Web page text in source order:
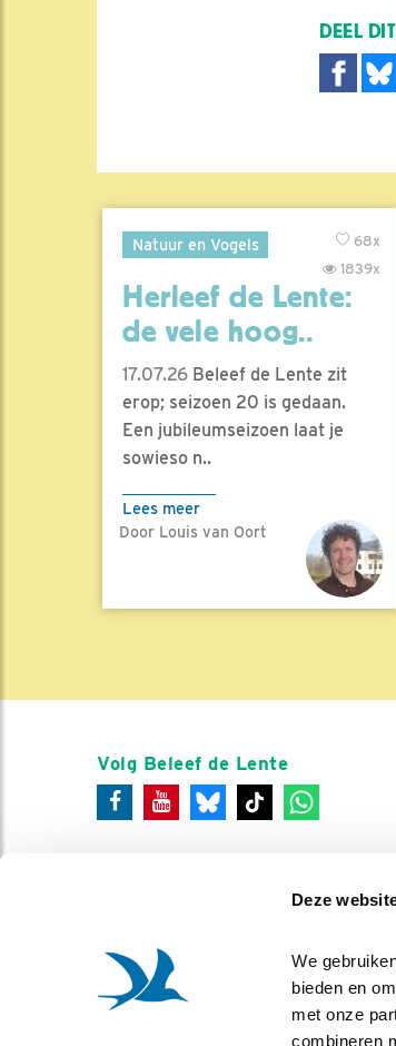
Deze
We
bieden en
met onze
combineren
DEEL
Natuur en Vogels
68x
1839x
Herleef de Lente:
de vele hoog..
17.07.26 Beleef de Lente zit
erop; seizoen 20 is gedaan.
Een jubileumseizoen laat je
sowieso n..
Lees meer
Door Louis van Oort
Volg Beleef de Lente